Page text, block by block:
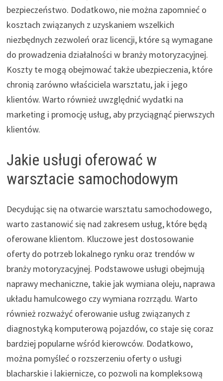
bezpieczeństwo. Dodatkowo, nie można zapomnieć o
kosztach związanych z uzyskaniem wszelkich
niezbędnych zezwoleń oraz licencji, które są wymagane
do prowadzenia działalności w branży motoryzacyjnej.
Koszty te mogą obejmować także ubezpieczenia, które
chronią zarówno właściciela warsztatu, jak i jego
klientów. Warto również uwzględnić wydatki na
marketing i promocję usług, aby przyciągnąć pierwszych
klientów.
Jakie usługi oferować w
warsztacie samochodowym
Decydując się na otwarcie warsztatu samochodowego,
warto zastanowić się nad zakresem usług, które będą
oferowane klientom. Kluczowe jest dostosowanie
oferty do potrzeb lokalnego rynku oraz trendów w
branży motoryzacyjnej. Podstawowe usługi obejmują
naprawy mechaniczne, takie jak wymiana oleju, naprawa
układu hamulcowego czy wymiana rozrządu. Warto
również rozważyć oferowanie usług związanych z
diagnostyką komputerową pojazdów, co staje się coraz
bardziej popularne wśród kierowców. Dodatkowo,
można pomyśleć o rozszerzeniu oferty o usługi
blacharskie i lakiernicze, co pozwoli na kompleksową